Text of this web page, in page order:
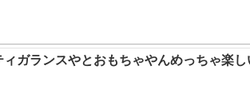
ガランスやとおもちゃやんめっちゃ楽し